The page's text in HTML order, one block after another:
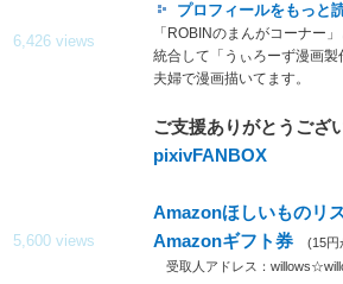
6,426 views
5,600 views
プロフィールをもっと
「ROBINのまんがコーナー
統合して「うぃろーず漫画製
夫婦で漫画描いてます。
ご支援ありがとうござ
pixivFANBOX
Amazonほしいものリ
Amazonギフト券
(15円
受取人アドレス：